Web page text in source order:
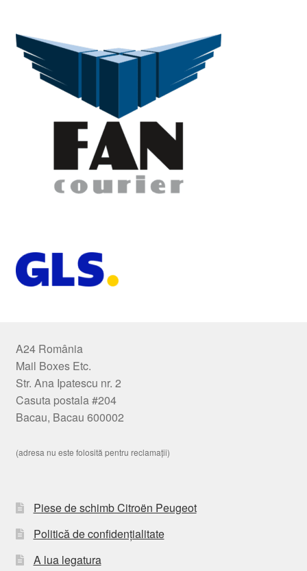
A24 România
Mail Boxes Etc.
Str. Ana Ipatescu nr. 2
Casuta postala #204
Bacau, Bacau 600002
(adresa nu este folosită pentru reclamații)
Piese de schimb Citroën Peugeot
Politică de confidențialitate
A lua legatura